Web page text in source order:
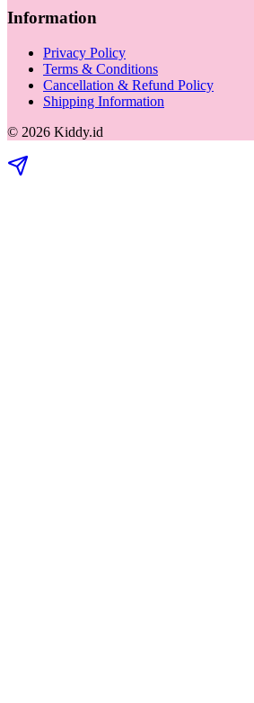
Information
Privacy Policy
Terms & Conditions
Cancellation & Refund Policy
Shipping Information
© 2026 Kiddy.id